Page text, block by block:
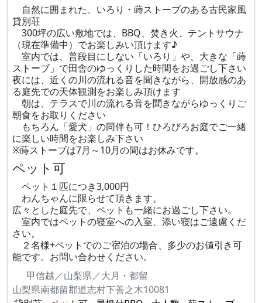
自然に囲まれた、いろり・蒔ストーブのある古民家風
貸別荘
300坪の広い敷地では、BBQ、焚き火、テントサウナ
（現在準備中）でお楽しみい頂けます♪
室内では、普段目にしない「いろり」や、大きな「蒔
ストーブ」で田舎のゆっくりした時間をお過ごし下さい
夜には、近くの川の流れる音を聞きながら、開放感のあ
る庭先での天体観測をお楽しみ頂けます
朝は、テラスで川の流れる音を聞きながらゆっくりご
朝食をお取りください
もちろん「愛犬」の同伴も可！ひろびろお庭でご一緒
に楽しい時間をお楽しみ下さい
※蒔ストーブは7月～10月の間はお休みです。
ペット可
ペット１匹につき3,000円
わんちゃんに限らせて頂きます。
広々とした庭先で、ペットも一緒にお過ごし下さい。
室内ではペットの寝室への入室、添い寝はご遠慮くだ
さい。
２名様+ペットでのご宿泊の場合、多少のお値引き可
能です。お問い合わせください。
甲信越／山梨県／大月・都留
山梨県南都留郡道志村下善之木10081